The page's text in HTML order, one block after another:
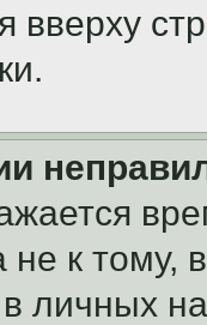
вверху
не к тому,
личных